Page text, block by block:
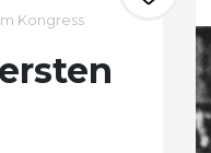
Kongress